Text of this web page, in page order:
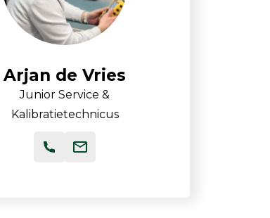
Arjan de Vries
Junior Service &
Kalibratietechnicus